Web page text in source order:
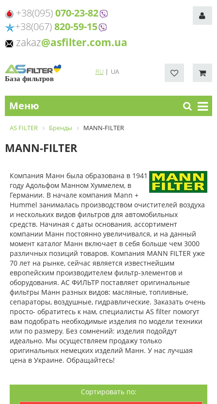
+38(095)070-23-82
+38(067)820-59-15
zakaz@asfilter.com.ua
База фильтров
RU| UA
Меню
AS FILTER Бренды MANN-FILTER
MANN-FILTER
Компания Манн была образована в 1941
году Адольфом Манном Хуммелем, в
Германии. В начале компания Mann +
Hummel занималась производством очистителей воздуха
и нескольких видов фильтров для автомобильных
средств. Начиная с даты основания, ассортимент
компании Манн постоянно увеличивался, и на данный
момент каталог Манн включает в себя больше чем 3000
различных позиций товаров. Компания MANN FILTER уже
70 лет на рынке, сейчас является известнейшим
европейским производителем фильтр-элементов и
оборудования. АС ФИЛЬТР поставляет оригинальные
фильтры Манн разных видов: масляные, топливные,
сепараторы, воздушные, гидравлические. Заказать очень
просто- обратитесь к нам, специалисты AS filter помогут
вам подобрать необходимые изделия по модели техники
или по размеру. Без сомнений: изделия подойдут
идеально. Мы осуществляем продажу только
оригинальных немецких изделий Манн. У нас лучшая
цена в Украине. Обращайтесь!
Сортировать по: